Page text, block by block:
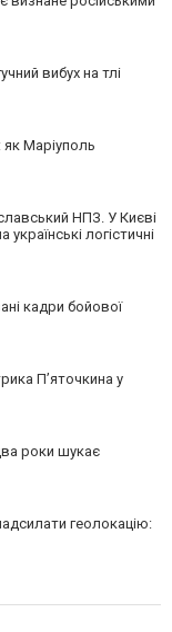
вибух на тлі
як Маріуполь
НПЗ. У Києві
українські логістичні
кадри бойової
П’яточкина у
роки шукає
геолокацію: